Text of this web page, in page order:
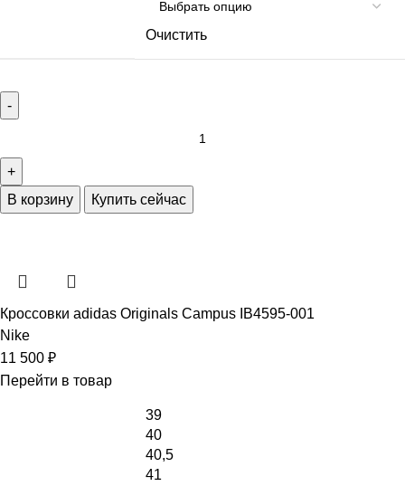
Очистить
В корзину Купить сейчас
Кроссовки adidas Originals Campus IB4595-001
Nike
11 500 ₽
Перейти в товар
39
40
40,5
41